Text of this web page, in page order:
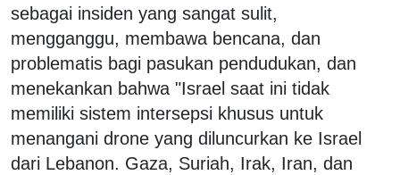
sebagai insiden yang sangat sulit,
mengganggu, membawa bencana, dan
problematis bagi pasukan pendudukan, dan
menekankan bahwa "Israel saat ini tidak
memiliki sistem intersepsi khusus untuk
menangani drone yang diluncurkan ke Israel
dari Lebanon. Gaza, Suriah, Irak, Iran, dan